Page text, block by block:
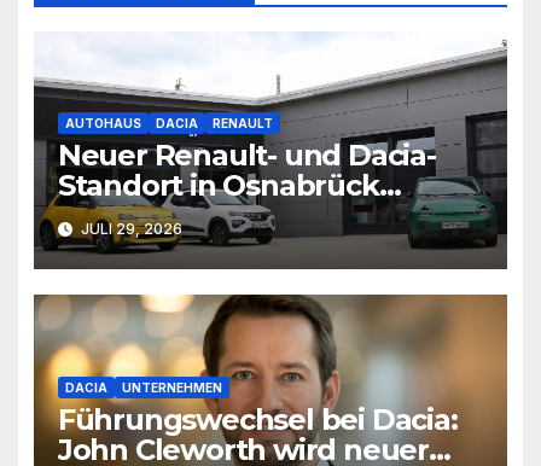
AUTOHAUS DACIA RENAULT
Neuer Renault- und Dacia-
Standort in Osnabrück
eröffnet
JULI 29, 2026
DACIA UNTERNEHMEN
Führungswechsel bei Dacia:
John Cleworth wird neuer